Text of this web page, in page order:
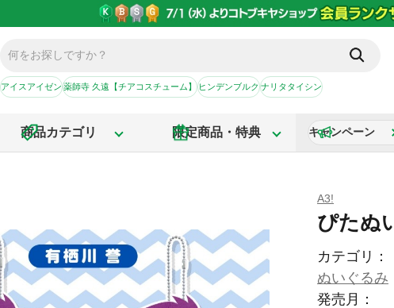
アイスアイゼン薬師寺 久遠【チアコスチューム】ヒンデンブルクナリタタイシン
商品カテゴリ 限定商品・特典 キャンペーン
A3!
ぴたぬ
カテゴリ：
ぬいぐるみ
発売月：